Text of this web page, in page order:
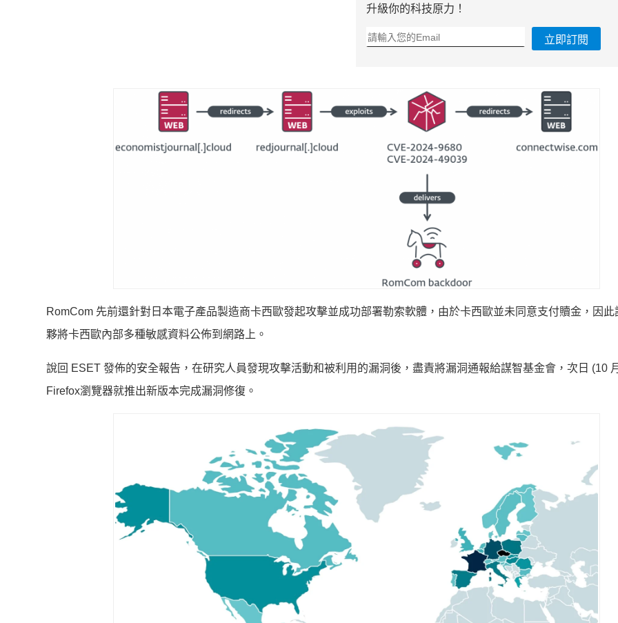
升級你的科技原力！
立即訂閱
RomCom 先前還針對日本電子產品製造商卡西歐發起攻擊並成功部署勒索軟體，由於卡西歐並未同意支付贖金，因此
夥將卡西歐內部多種敏感資料公佈到網路上。
說回 ESET 發佈的安全報告，在研究人員發現攻擊活動和被利用的漏洞後，盡責將漏洞通報給謀智基金會，次日 (10
Firefox瀏覽器就推出新版本完成漏洞修復。